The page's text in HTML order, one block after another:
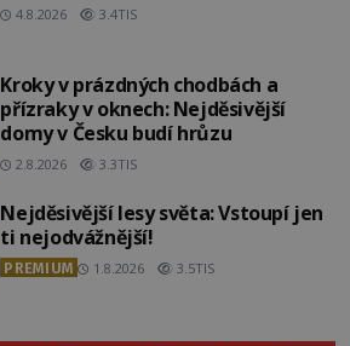
4.8.2026 3.4TIS
Kroky v prázdných chodbách a
přízraky v oknech: Nejděsivější
domy v Česku budí hrůzu
2.8.2026 3.3TIS
Nejděsivější lesy světa: Vstoupí jen
ti nejodvážnější!
PREMIUM 1.8.2026 3.5TIS